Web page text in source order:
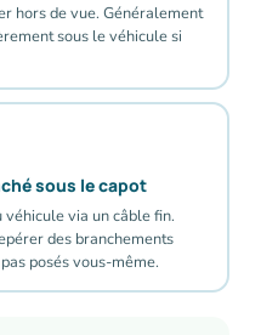
hors de vue. Généralement
sous le véhicule si
sous le capot
via un câble fin.
des branchements
posés vous-même.